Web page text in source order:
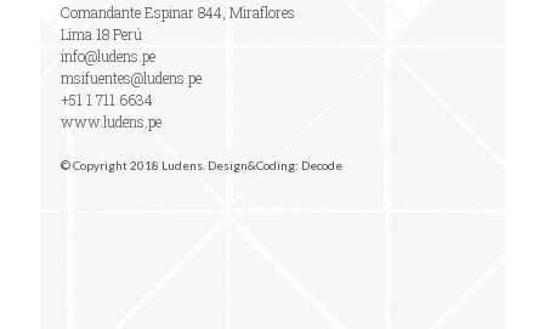
Comandante Espinar 844, Miraflores
Lima 18 Perú
info@ludens.pe
msifuentes@ludens.pe
+51 1 711 6634
www.ludens.pe
© Copyright 2018 Ludens. Design&Coding: Decode